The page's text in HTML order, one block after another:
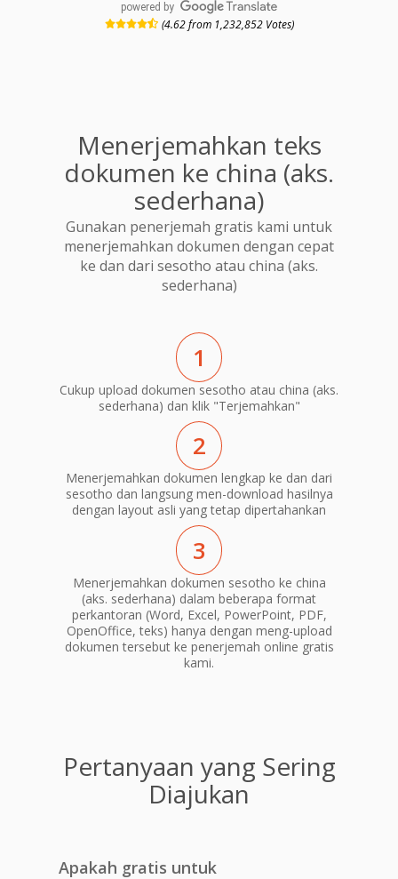
powered by
(4.62 from 1,232,852 Votes)
Menerjemahkan teks
dokumen ke china (aks.
sederhana)
Gunakan penerjemah gratis kami untuk
menerjemahkan dokumen dengan cepat
ke dan dari sesotho atau china (aks.
sederhana)
1
Cukup upload dokumen sesotho atau china (aks.
sederhana) dan klik "Terjemahkan"
2
Menerjemahkan dokumen lengkap ke dan dari
sesotho dan langsung men-download hasilnya
dengan layout asli yang tetap dipertahankan
3
Menerjemahkan dokumen sesotho ke china
(aks. sederhana) dalam beberapa format
perkantoran (Word, Excel, PowerPoint, PDF,
OpenOffice, teks) hanya dengan meng-upload
dokumen tersebut ke penerjemah online gratis
kami.
Pertanyaan yang Sering
Diajukan
Apakah gratis untuk